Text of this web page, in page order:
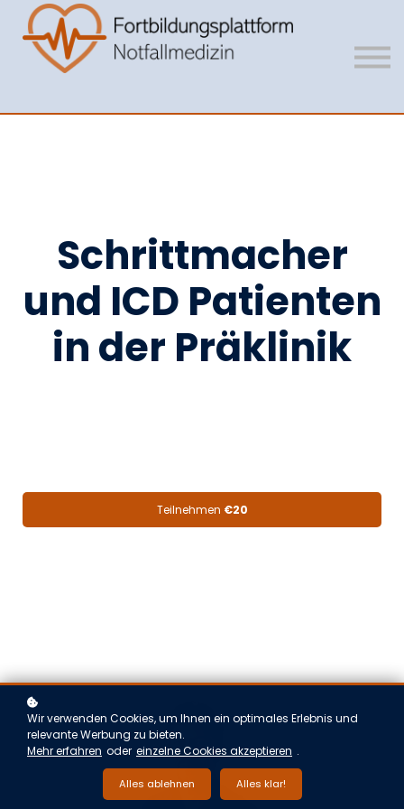
Vision
Anmelden
Schrittmacher
und ICD Patienten
in der Präklinik
Teilnehmen €20
Wir verwenden Cookies, um Ihnen ein optimales Erlebnis und
relevante Werbung zu bieten.
Mehr erfahren oder einzelne Cookies akzeptieren .
Alles ablehnen Alles klar!